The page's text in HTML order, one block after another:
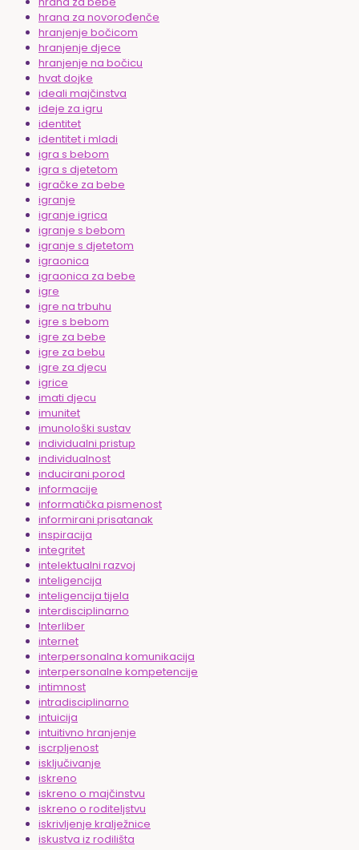
hrana za novorođenče
hranjenje bočicom
hranjenje djece
hranjenje na bočicu
hvat dojke
ideali majčinstva
ideje za igru
identitet
identitet i mladi
igra s bebom
igra s djetetom
igračke za bebe
igranje
igranje igrica
igranje s bebom
igranje s djetetom
igraonica
igraonica za bebe
igre
igre na trbuhu
igre s bebom
igre za bebe
igre za bebu
igre za djecu
igrice
imati djecu
imunitet
imunološki sustav
individualni pristup
individualnost
inducirani porod
informacije
informatička pismenost
informirani prisatanak
inspiracija
integritet
intelektualni razvoj
inteligencija
inteligencija tijela
interdisciplinarno
Interliber
internet
interpersonalna komunikacija
interpersonalne kompetencije
intimnost
intradisciplinarno
intuicija
intuitivno hranjenje
iscrpljenost
isključivanje
iskreno
iskreno o majčinstvu
iskreno o roditeljstvu
iskrivljenje kralježnice
iskustva iz rodilišta